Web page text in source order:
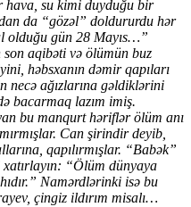
hava, su kimi duyduğu bir
da “gözəl” doldururdu hər
olduğu gün 28 Mayıs…”
aqibəti və ölümün buz
həbsxanın dəmir qapıları
necə ağızlarına gəldiklərini
bacarmaq lazım imiş.
bu manqurt həriflər ölüm anı
Can şirindir deyib,
qapılırmışlar. “Babək”
“Ölüm dünyaya
Namərdlərinki isə bu
çingiz ildırım misalı…